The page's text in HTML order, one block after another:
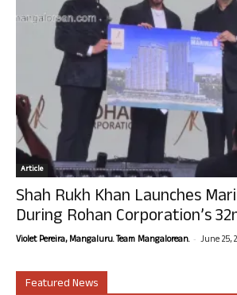
Article
Shah Rukh Khan Launches
During Rohan Corporation’s
Violet Pereira, Mangaluru. Team Mangalorean. - June 25,
Featured News